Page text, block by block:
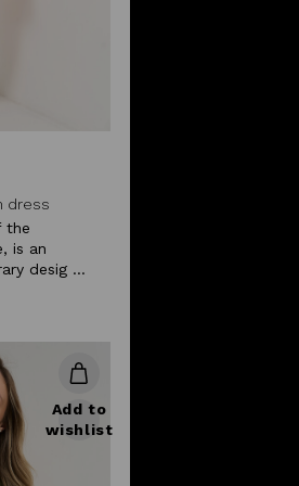
dress
the
is an
desig ...
Add to
wishlist